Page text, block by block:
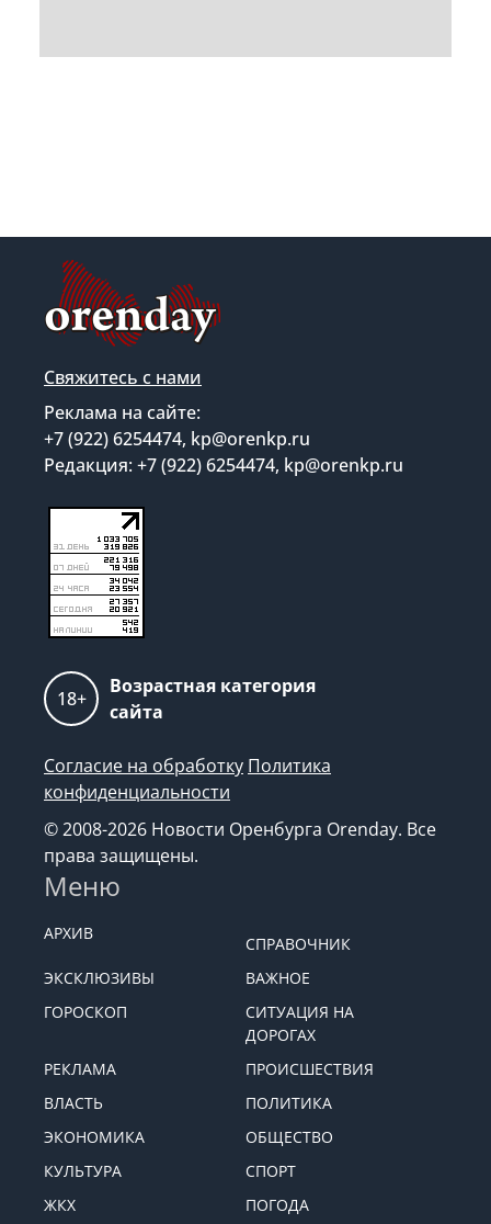
Свяжитесь с нами
Реклама на сайте:
+7 (922) 6254474, kp@orenkp.ru
Редакция: +7 (922) 6254474, kp@orenkp.ru
18+
Возрастная категория
сайта
Согласие на обработку Политика
конфиденциальности
© 2008-2026 Новости Оренбурга Orenday. Все
права защищены.
Меню
АРХИВ
СПРАВОЧНИК
ЭКСКЛЮЗИВЫ
ВАЖНОЕ
ГОРОСКОП
СИТУАЦИЯ НА
ДОРОГАХ
РЕКЛАМА
ПРОИСШЕСТВИЯ
ВЛАСТЬ
ПОЛИТИКА
ЭКОНОМИКА
ОБЩЕСТВО
КУЛЬТУРА
СПОРТ
ЖКХ
ПОГОДА